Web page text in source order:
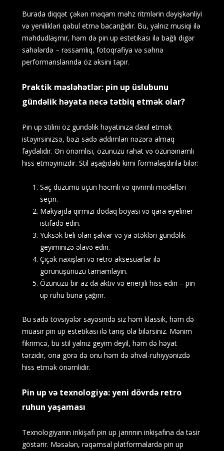
Burada diqqət çəkən məqam məhz ritmlərin dəyişkənliyi
və yenilikləri qəbul etmə bacarığıdır. Bu, yalnız musiqi ilə
məhdudlaşmır, həm də pin up estetikası ilə bağlı digər
sahələrdə – rəssamlıq, fotoqrafiya və səhnə
performanslarında öz əksini tapır.
Praktik məsləhətlər: pin up üslubunu
gündəlik həyata necə tətbiq etmək olar?
Pin up stilini öz gündəlik həyatınıza daxil etmək
istəyirsinizsə, bəzi sadə addımları nəzərə almaq
faydalıdır. Ən önəmlisi, özünüzü rahat və özünəinamlı
hiss etməyinizdir. Stil aşağıdakı kimi formalaşdırıla bilər:
Saç düzümü üçün həcmli və qıvrımlı modelləri
seçin.
Makyajda qırmızı dodaq boyası və qara eyeliner
istifadə edin.
Yüksək beli olan şalvar və ya ətəkləri gündəlik
geyiminizə əlavə edin.
Çiçək naxışları və retro aksesuarlar ilə
görünüşünüzü tamamlayın.
Özünüzü bir az da aktiv və enerjili hiss edin – pin
up ruhu buna çağırır.
Bu sadə tövsiyələr sayəsində siz həm klassik, həm də
müasir pin up estetikası ilə tanış ola bilərsiniz. Mənim
fikrimcə, bu stil yalnız geyim deyil, həm də həyat
tərzidir, ona görə də onu həm də əhval-ruhiyyənizdə
hiss etmək önəmlidir.
Pin up və texnologiya: yeni dövrdə retro
ruhun yaşaması
Texnologiyanın inkişafı pin up janrının inkişafına da təsir
göstərir. Məsələn, rəqəmsal platformalarda pin up